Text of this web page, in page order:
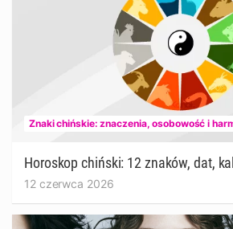
Znaki chińskie: znaczenia, osobowość i
Horoskop chiński: 12 znaków, dat,
12 czerwca 2026